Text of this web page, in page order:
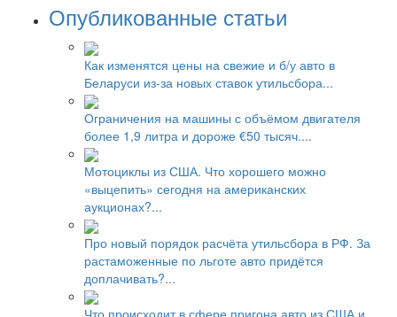
Опубликованные статьи
Как изменятся цены на свежие и б/у авто в
Беларуси из-за новых ставок утильсбора...
Ограничения на машины с объёмом двигателя
более 1,9 литра и дороже €50 тысяч....
Мотоциклы из США. Что хорошего можно
«выцепить» сегодня на американских
аукционах?...
Про новый порядок расчёта утильсбора в РФ. За
растаможенные по льготе авто придётся
доплачивать?...
Что происходит в сфере пригона авто из США и